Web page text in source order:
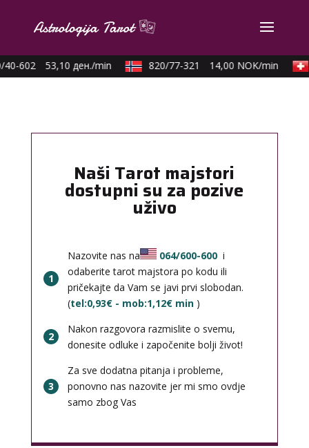
602 53,10 ден./min 820/77-321 14,00 NOK/min
Naši Tarot majstori
dostupni su za pozive
uživo
1
Nazovite nas na 064/600-600 i
odaberite tarot majstora po kodu ili
pričekajte da Vam se javi prvi slobodan.
(tel:0,93€ - mob:1,12€ min )
2
Nakon razgovora razmislite o svemu,
donesite odluke i započenite bolji život!
3
Za sve dodatna pitanja i probleme,
ponovno nas nazovite jer mi smo ovdje
samo zbog Vas